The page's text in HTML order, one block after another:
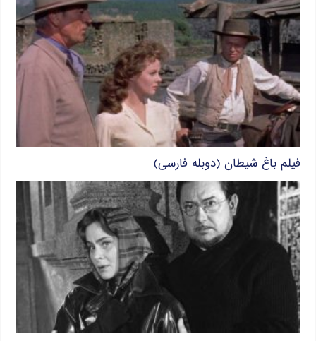
فیلم باغ شیطان (دوبله فارسی)